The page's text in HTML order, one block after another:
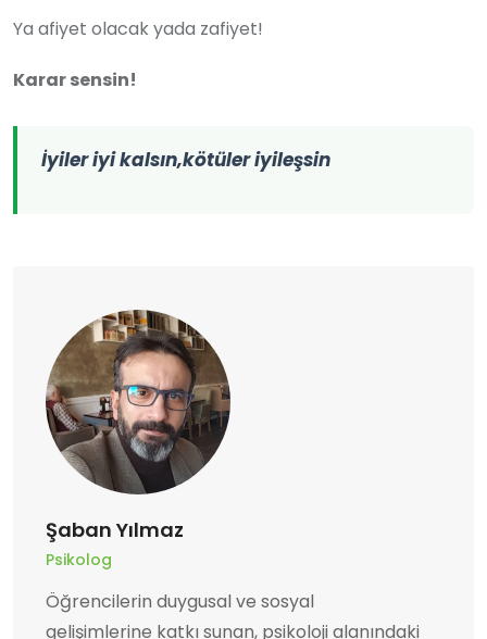
Ya afiyet olacak yada zafiyet!
Karar sensin!
İyiler iyi kalsın,kötüler iyileşsin
Şaban Yılmaz
Psikolog
Öğrencilerin duygusal ve sosyal
gelişimlerine katkı sunan, psikoloji alanındaki